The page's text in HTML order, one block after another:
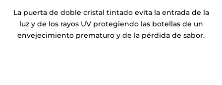
La puerta de doble cristal tintado evita la entrada de la
luz y de los rayos UV protegiendo las botellas de un
envejecimiento prematuro y de la pérdida de sabor.